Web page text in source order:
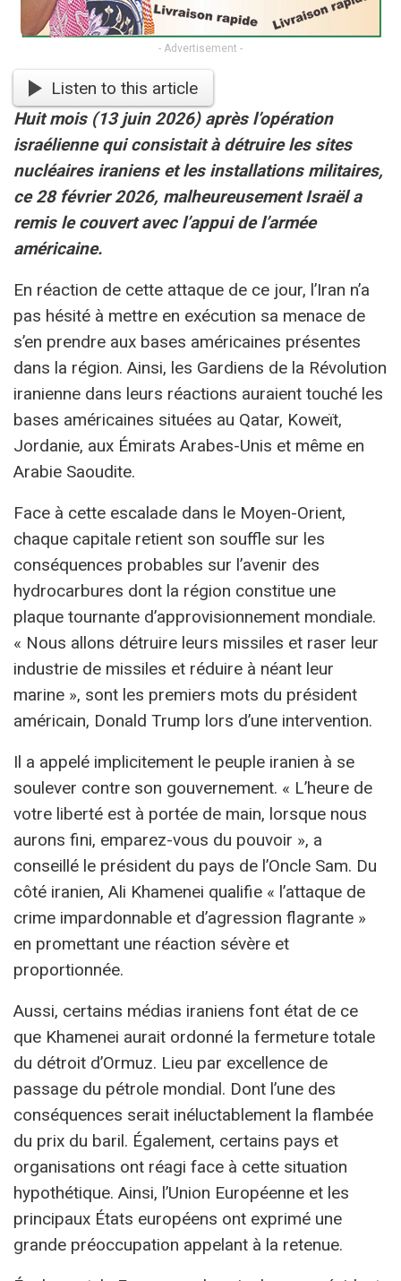
- Advertisement -
Listen to this article
Huit mois (13 juin 2026) après l’opération
israélienne qui consistait à détruire les sites
nucléaires iraniens et les installations militaires,
ce 28 février 2026, malheureusement Israël a
remis le couvert avec l’appui de l’armée
américaine.
En réaction de cette attaque de ce jour, l’Iran n’a
pas hésité à mettre en exécution sa menace de
s’en prendre aux bases américaines présentes
dans la région. Ainsi, les Gardiens de la Révolution
iranienne dans leurs réactions auraient touché les
bases américaines situées au Qatar, Koweït,
Jordanie, aux Émirats Arabes-Unis et même en
Arabie Saoudite.
Face à cette escalade dans le Moyen-Orient,
chaque capitale retient son souffle sur les
conséquences probables sur l’avenir des
hydrocarbures dont la région constitue une
plaque tournante d’approvisionnement mondiale.
« Nous allons détruire leurs missiles et raser leur
industrie de missiles et réduire à néant leur
marine », sont les premiers mots du président
américain, Donald Trump lors d’une intervention.
Il a appelé implicitement le peuple iranien à se
soulever contre son gouvernement. « L’heure de
votre liberté est à portée de main, lorsque nous
aurons fini, emparez-vous du pouvoir », a
conseillé le président du pays de l’Oncle Sam. Du
côté iranien, Ali Khamenei qualifie « l’attaque de
crime impardonnable et d’agression flagrante »
en promettant une réaction sévère et
proportionnée.
Aussi, certains médias iraniens font état de ce
que Khamenei aurait ordonné la fermeture totale
du détroit d’Ormuz. Lieu par excellence de
passage du pétrole mondial. Dont l’une des
conséquences serait inéluctablement la flambée
du prix du baril. Également, certains pays et
organisations ont réagi face à cette situation
hypothétique. Ainsi, l’Union Européenne et les
principaux États européens ont exprimé une
grande préoccupation appelant à la retenue.